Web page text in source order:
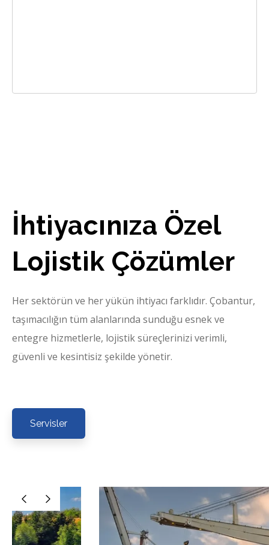
İhtiyacınıza Özel
Lojistik Çözümler
Her sektörün ve her yükün ihtiyacı farklıdır. Çobantur,
taşımacılığın tüm alanlarında sunduğu esnek ve
entegre hizmetlerle, lojistik süreçlerinizi verimli,
güvenli ve kesintisiz şekilde yönetir.
Servisler